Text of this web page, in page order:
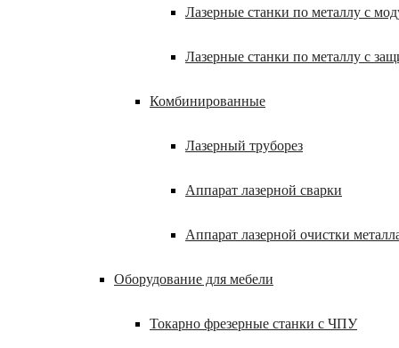
Лазерные станки по металлу с
Лазерные станки по металлу с
Комбинированные
Лазерный труборез
Аппарат лазерной сварки
Аппарат лазерной очистки
Оборудование для мебели
Токарно фрезерные станки с ЧПУ